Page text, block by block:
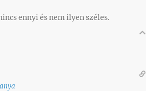
ennyi és nem ilyen széles.